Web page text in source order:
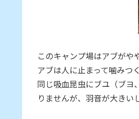
このキャンプ場はアブがや
アブは人に止まって噛みつ
同じ吸血昆虫にブユ（ブヨ
りませんが、羽音が大きい